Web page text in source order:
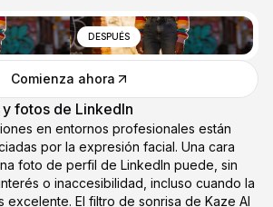
DESPUÉS
fotos de LinkedIn
en entornos profesionales están
por la expresión facial. Una cara
foto de perfil de LinkedIn puede, sin
o inaccesibilidad, incluso cuando la
excelente. El filtro de sonrisa de Kaze AI
Comienza ahora